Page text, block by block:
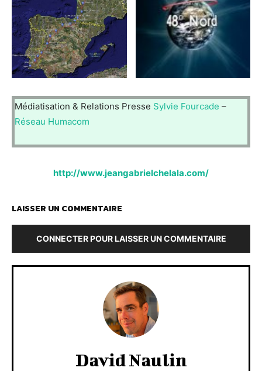
Médiatisation & Relations Presse Sylvie Fourcade –
Réseau Humacom
http://www.jeangabrielchelala.com/
LAISSER UN COMMENTAIRE
CONNECTER POUR LAISSER UN COMMENTAIRE
David Naulin